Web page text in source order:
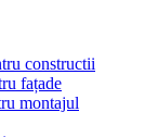
constructii
fațade
montajul